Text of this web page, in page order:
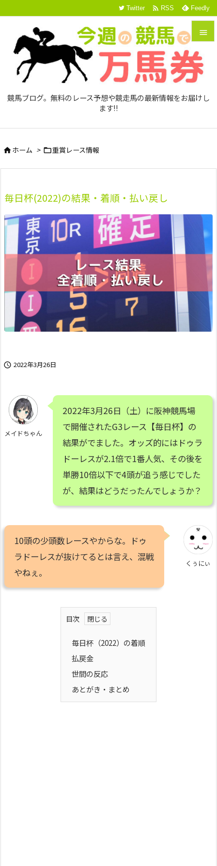
競馬ブログ。無料のレース予想や競走馬の最新情報をお届けし
ます!!


メニュ


検索
Twitter  RSS Feedly
ホーム > 重賞レース情報
毎日杯(2022)の結果・着順・払い戻し
 2022年3月26日
メイドちゃん
2022年3月26日（土）に阪神競馬場
で開催されたG3レース【毎日杯】の
結果がでました。オッズ的にはドゥラ
ドーレスが2.1倍で1番人気、その後を
単勝10倍以下で4頭が追う感じでした
が、結果はどうだったんでしょうか？
くぅにぃ
10頭の少頭数レースやからな。ドゥ
ラドーレスが抜けてるとは言え、混戦
やねぇ。
目次
毎日杯（2022）の着順
払戻金
世間の反応
あとがき・まとめ